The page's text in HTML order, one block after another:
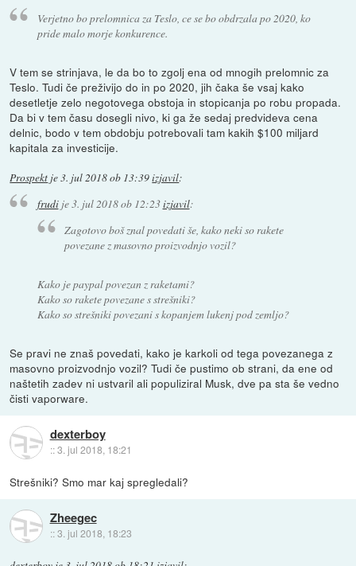
Verjetno bo prelomnica za Teslo, ce se bo obdrzala po 2020, ko
pride malo morje konkurence.
V tem se strinjava, le da bo to zgolj ena od mnogih prelomnic za
Teslo. Tudi če preživijo do in po 2020, jih čaka še vsaj kako
desetletje zelo negotovega obstoja in stopicanja po robu propada.
Da bi v tem času dosegli nivo, ki ga že sedaj predvideva cena
delnic, bodo v tem obdobju potrebovali tam kakih $100 miljard
kapitala za investicije.
Prospekt je3. jul 2018 ob 13:39izjavil:
frudije3. jul 2018 ob 12:23izjavil:
Zagotovo boš znal povedati še, kako neki so rakete
povezane z masovno proizvodnjo vozil?
Kako je paypal povezan z raketami?
Kako so rakete povezane s strešniki?
Kako so strešniki povezani s kopanjem lukenj pod zemljo?
Se pravi ne znaš povedati, kako je karkoli od tega povezanega z
masovno proizvodnjo vozil? Tudi če pustimo ob strani, da ene od
naštetih zadev ni ustvaril ali populiziral Musk, dve pa sta še vedno
čisti vaporware.
dexterboy
::3. jul 2018, 18:21
Strešniki? Smo mar kaj spregledali?
Zheegec
::3. jul 2018, 18:23